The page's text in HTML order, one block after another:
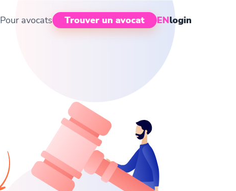
Pour avocats Trouver un avocat ENlogin